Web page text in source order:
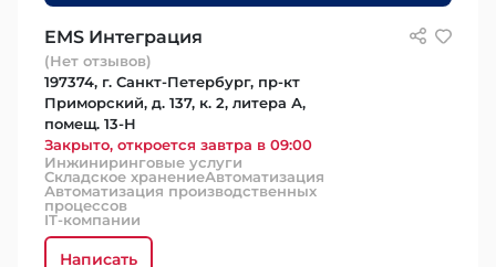
EMS Интеграция
(Нет отзывов)
197374, г. Санкт-Петербург, пр-кт
Приморский, д. 137, к. 2, литера А,
помещ. 13-Н
Закрыто, откроется завтра в 09:00
Инжиниринговые услуги
Складское хранениеАвтоматизация
Автоматизация производственных
процессов
IT-компании
Написать